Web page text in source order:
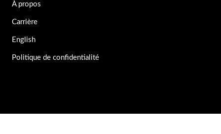
À propos
Carrière
English
Politique de confidentialité